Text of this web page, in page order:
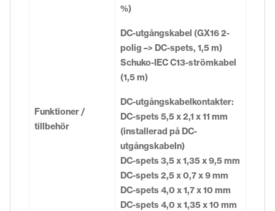
Funktioner /
tillbehör
%)
DC-utgångskabel (GX16 2-
polig –> DC-spets, 1,5 m)
Schuko-IEC C13-strömkabel
(1,5 m)
DC-utgångskabelkontakter:
DC-spets 5,5 x 2,1 x 11 mm
(installerad på DC-
utgångskabeln)
DC-spets 3,5 x 1,35 x 9,5 mm
DC-spets 2,5 x 0,7 x 9 mm
DC-spets 4,0 x 1,7 x 10 mm
DC-spets 4,0 x 1,35 x 10 mm